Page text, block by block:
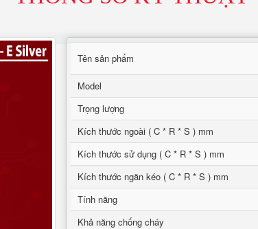
Tên sản phẩm
Model
Trọng lượng
Kích thước ngoài ( C * R * S ) mm
Kích thước sử dụng ( C * R * S ) mm
Kích thước ngăn kéo ( C * R * S ) mm
Tính năng
Khả năng chống cháy